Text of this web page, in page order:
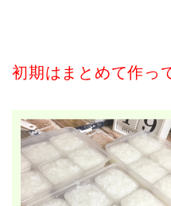
初期はまとめて作っ